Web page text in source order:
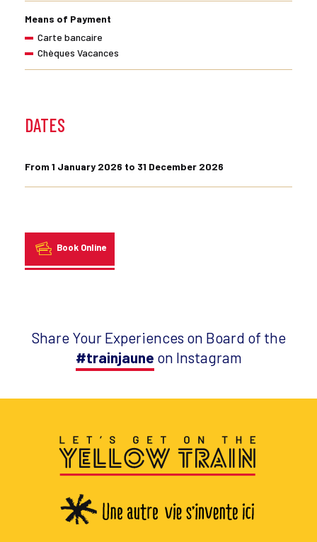
Means of Payment
Carte bancaire
Chèques Vacances
DATES
From 1 January 2026 to 31 December 2026
Book Online
Share Your Experiences on Board of the
#trainjaune on Instagram